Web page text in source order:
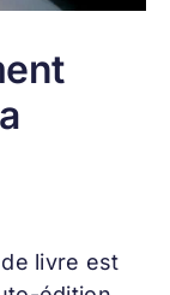
livre est